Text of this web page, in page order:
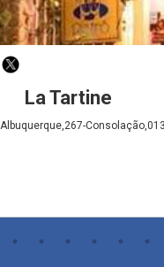
La Tartine